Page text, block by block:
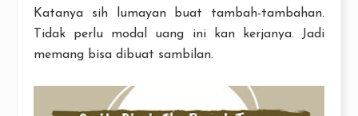
Katanya sih lumayan buat tambah-tambahan.
Tidak perlu modal uang ini kan kerjanya. Jadi
memang bisa dibuat sambilan.